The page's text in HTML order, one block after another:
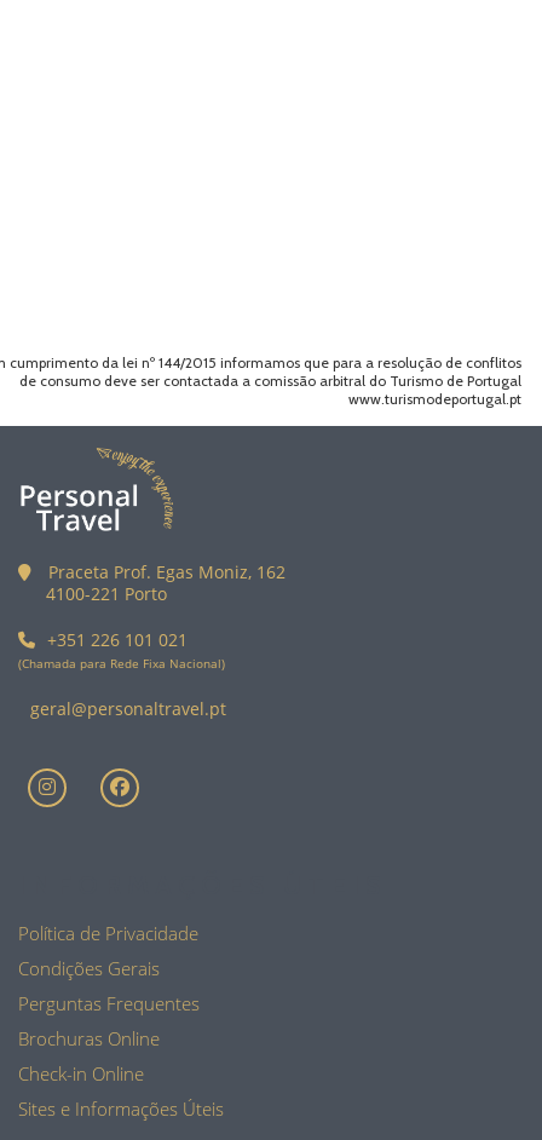
cumprimento da lei nº 144/2015 informamos que para a resolução de conflitos
de consumo deve ser contactada a comissão arbitral do Turismo de Portugal
www.turismodeportugal.pt
Praceta Prof. Egas Moniz, 162
4100-221 Porto
+351 226 101 021
(Chamada para Rede Fixa Nacional)
geral@personaltravel.pt
Política de Privacidade
Condições Gerais
Perguntas Frequentes
Brochuras Online
Check-in Online
Sites e Informações Úteis